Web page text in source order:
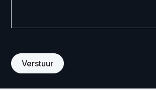
Verstuur